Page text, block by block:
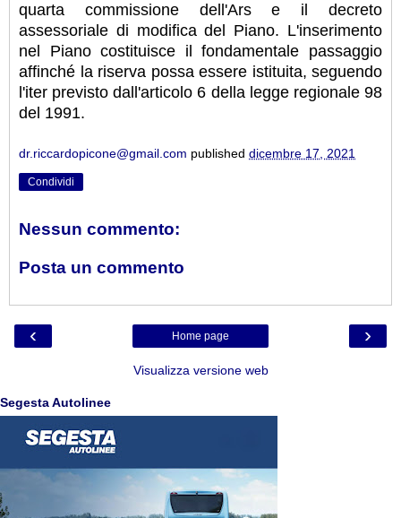
quarta commissione dell'Ars e il decreto
assessoriale di modifica del Piano. L'inserimento
nel Piano costituisce il fondamentale passaggio
affinché la riserva possa essere istituita, seguendo
l'iter previsto dall'articolo 6 della legge regionale 98
del 1991.
dr.riccardopicone@gmail.com published dicembre 17, 2021
Condividi
Nessun commento:
Posta un commento
‹ ›
Home page
Visualizza versione web
Segesta Autolinee